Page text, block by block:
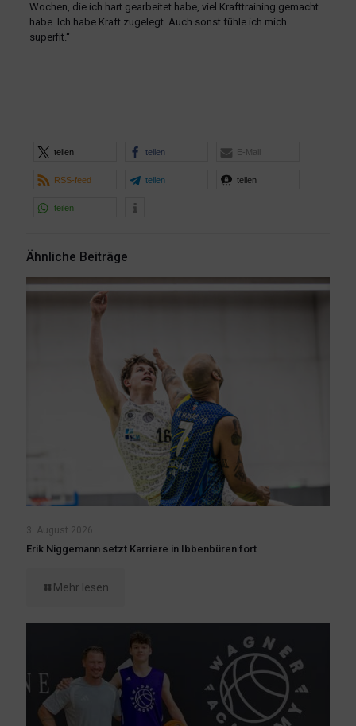
Wochen, die ich hart gearbeitet habe, viel Krafttraining gemacht
habe. Ich habe Kraft zugelegt. Auch sonst fühle ich mich
superfit.“
teilen teilen E-Mail
RSS-feed teilen teilen
teilen
Ähnliche Beiträge
3. August 2026
Erik Niggemann setzt Karriere in Ibbenbüren fort
Mehr lesen